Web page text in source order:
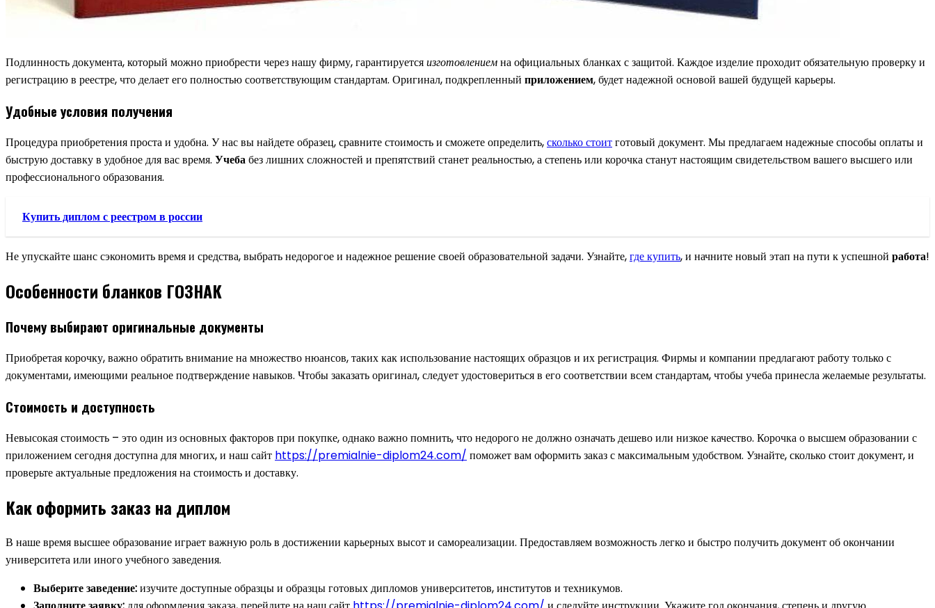
Подлинность документа, который можно приобрести через нашу фирму, гарантируетсяизготовлениемна официальных бланках с защитой. Каждое изделие проходит обязательную проверку и
регистрацию в реестре, что делает его полностью соответствующим стандартам. Оригинал, подкрепленный приложением, будет надежной основой вашей будущей карьеры.
Удобные условия получения
Процедура приобретения проста и удобна. У нас вы найдете образец, сравните стоимость и сможете определить,сколько стоитготовый документ. Мы предлагаем надежные способы оплаты и
быструю доставку в удобное для вас время. Учебабез лишних сложностей и препятствий станет реальностью, а степень или корочка станут настоящим свидетельством вашего высшего или
профессионального образования.
Купить диплом с реестром в россии
Не упускайте шанс сэкономить время и средства, выбрать недорогое и надежное решение своей образовательной задачи. Узнайте,где купить, и начните новый этап на пути к успешной работа!
Особенности бланков ГОЗНАК
Почему выбирают оригинальные документы
Приобретая корочку, важно обратить внимание на множество нюансов, таких как использование настоящих образцов и их регистрация. Фирмы и компании предлагают работу только с
документами, имеющими реальное подтверждение навыков. Чтобы заказать оригинал, следует удостовериться в его соответствии всем стандартам, чтобы учеба принесла желаемые результаты.
Стоимость и доступность
Невысокая стоимость – это один из основных факторов при покупке, однако важно помнить, что недорого не должно означать дешево или низкое качество. Корочка о высшем образовании с
приложением сегодня доступна для многих, и наш сайт https://premialnie-diplom24.com/ поможет вам оформить заказ с максимальным удобством. Узнайте, сколько стоит документ, и
проверьте актуальные предложения на стоимость и доставку.
Как оформить заказ на диплом
В наше время высшее образование играет важную роль в достижении карьерных высот и самореализации. Предоставляем возможность легко и быстро получить документ об окончании
университета или иного учебного заведения.
Выберите заведение:изучите доступные образцы и образцы готовых дипломов университетов, институтов и техникумов.